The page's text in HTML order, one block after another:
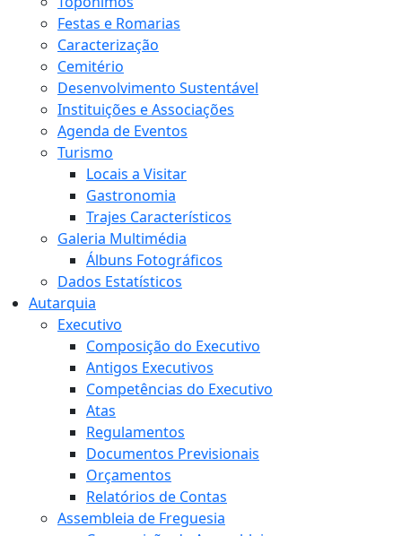
Festas e Romarias
Caracterização
Cemitério
Desenvolvimento Sustentável
Instituições e Associações
Agenda de Eventos
Turismo
Locais a Visitar
Gastronomia
Trajes Característicos
Galeria Multimédia
Álbuns Fotográficos
Dados Estatísticos
Autarquia
Executivo
Composição do Executivo
Antigos Executivos
Competências do Executivo
Atas
Regulamentos
Documentos Previsionais
Orçamentos
Relatórios de Contas
Assembleia de Freguesia